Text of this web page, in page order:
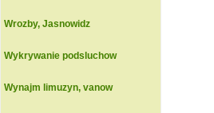
Wrozby, Jasnowidz
Wykrywanie podsluchow
Wynajm limuzyn, vanow